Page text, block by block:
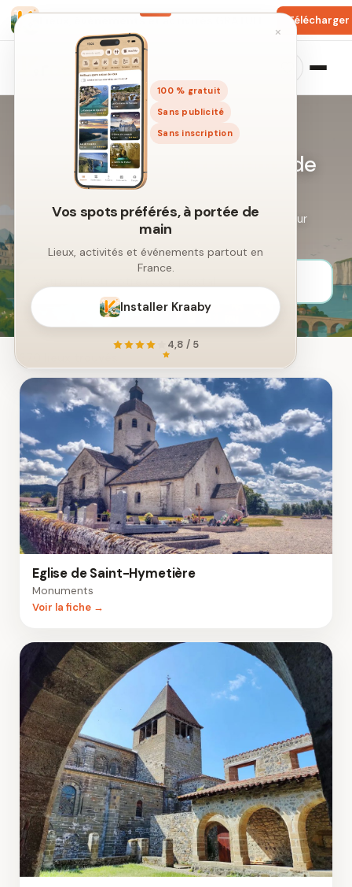
Lieux, événements et activités GRATUIT Télécharger
×
100 % gratuit
Sans publicité
Sans inscription
Vos spots préférés, à portée de
main
Lieux, activités et événements partout en
France.
Installer Kraaby
4,8 / 5
Les plus beaux Monuments de
France
Lieux historiques et monuments incontournables pour
explorer l’histoire de France.
Eglise de Saint-Hymetière
Monuments
Voir la fiche →